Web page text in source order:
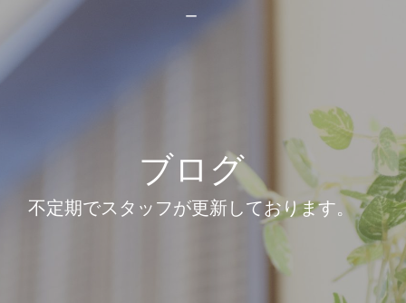
ー
ブログ
不定期でスタッフが更新しております。